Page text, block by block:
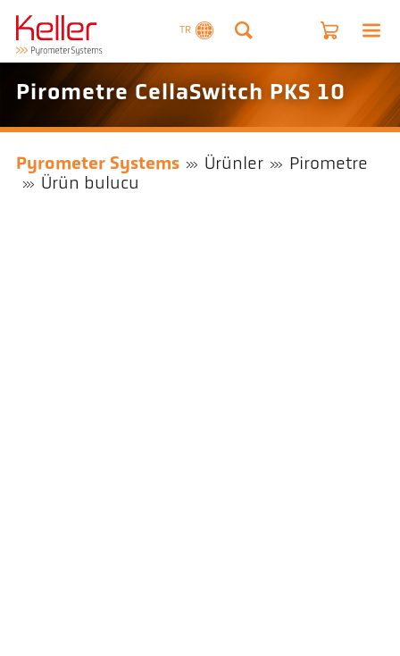
TR
Pirometre CellaSwitch PKS 10
Pyrometer Systems Ürünler
Pirometre
Ürün bulucu